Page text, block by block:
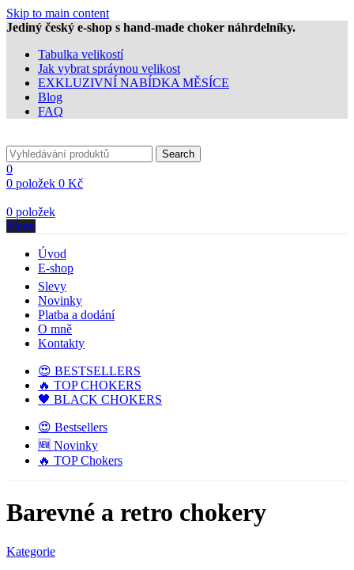
Skip to main content
Jediný český e-shop s hand-made choker náhrdelníky.
Tabulka velikostí
Jak vybrat správnou velikost
EXKLUZIVNÍ NABÍDKA MĚSÍCE
Blog
FAQ
Search
0
0 položek 0 Kč
0 položek
Menu
Úvod
E-shop
Slevy
Novinky
Platba a dodání
O mně
Kontakty
😍 BESTSELLERS
🔥 TOP CHOKERS
🖤 BLACK CHOKERS
😍 Bestsellers
🆕 Novinky
🔥 TOP Chokers
Barevné a retro chokery
Kategorie